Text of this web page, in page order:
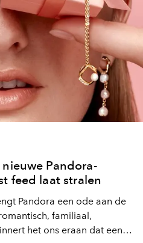
Pandora-
feed laat stralen
Pandora een ode aan de
familiaal,
het ons eraan dat een